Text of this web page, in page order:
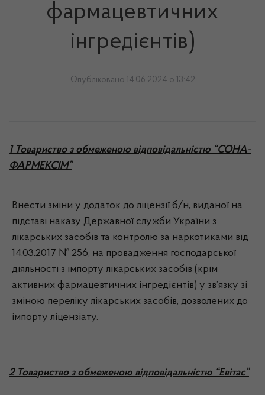
фармацевтичних
інгредієнтів)
Опубліковано 14.06.2024 о 13:42
1 Товариство з обмеженою відповідальністю “СОНА-
ФАРМЕКСІМ”
Внести зміни у додаток до ліцензії б/н, виданої на
підставі наказу Державної служби України з
лікарських засобів та контролю за наркотиками від
14.03.2017 № 256, на провадження господарської
діяльності з імпорту лікарських засобів (крім
активних фармацевтичних інгредієнтів) у зв’язку зі
зміною переліку лікарських засобів, дозволених до
імпорту ліцензіату.
2 Товариство з обмеженою відповідальністю “Евітас”